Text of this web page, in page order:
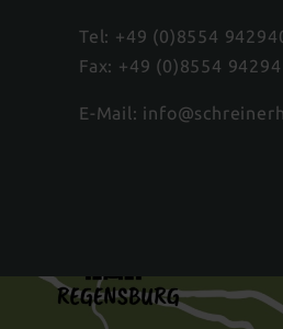
Tel: +49 (0)8554
Fax: +49 (0)8554
E-Mail: